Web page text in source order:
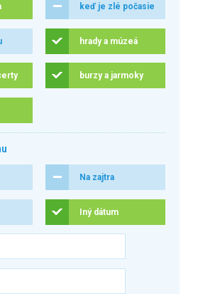
keď je zlé počasie
hrady a múzeá
burzy a jarmoky
Na zajtra
Iný dátum